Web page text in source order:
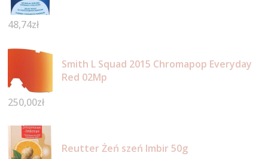
48,74zł
Smith L Squad 2015 Chromapop Everyday
Red 02Mp
250,00zł
Reutter Żeń szeń Imbir 50g